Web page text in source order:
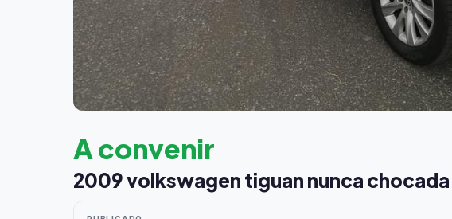
A convenir
2009 volkswagen tiguan nunca